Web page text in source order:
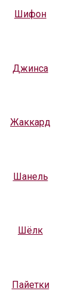
Шифон
Джинса
Жаккард
Шанель
Шёлк
Пайетки